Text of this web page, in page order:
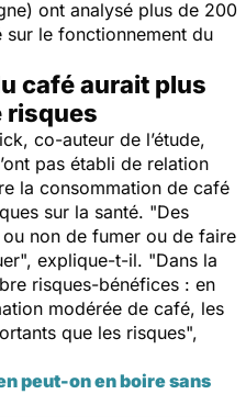
ont analysé plus de 200
sur le fonctionnement du
café aurait plus
risques
co-auteur de l’étude,
pas établi de relation
la consommation de café
sur la santé. "Des
non de fumer ou de faire
", explique-t-il. "Dans la
risques-bénéfices : en
modérée de café, les
que les risques",
peut-on en boire sans